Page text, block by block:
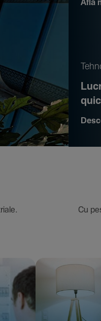
Află
indus­triale. Cu peste